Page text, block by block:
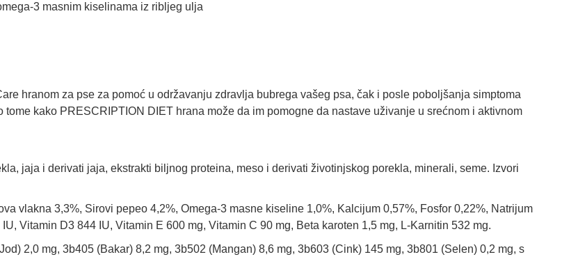
3 masnim kiselinama iz ribljeg ulja
hranom za pse za pomoć u održavanju zdravlja bubrega vašeg psa, čak i posle poboljšanja simptoma
kako PRESCRIPTION DIET hrana može da im pomogne da nastave uživanje u srećnom i aktivnom
jaja i derivati jaja, ekstrakti biljnog proteina, meso i derivati životinjskog porekla, minerali, seme. Izvori
vlakna 3,3%, Sirovi pepeo 4,2%, Omega-3 masne kiseline 1,0%, Kalcijum 0,57%, Fosfor 0,22%, Natrijum
Vitamin D3 844 IU, Vitamin E 600 mg, Vitamin C 90 mg, Beta karoten 1,5 mg, L-Karnitin 532 mg.
2,0 mg, 3b405 (Bakar) 8,2 mg, 3b502 (Mangan) 8,6 mg, 3b603 (Cink) 145 mg, 3b801 (Selen) 0,2 mg, s